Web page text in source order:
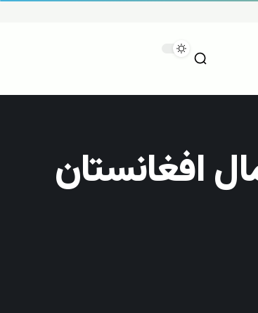
افغانستان